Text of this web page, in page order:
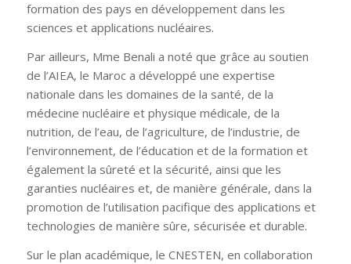
formation des pays en développement dans les
sciences et applications nucléaires.
Par ailleurs, Mme Benali a noté que grâce au soutien
de l’AIEA, le Maroc a développé une expertise
nationale dans les domaines de la santé, de la
médecine nucléaire et physique médicale, de la
nutrition, de l’eau, de l’agriculture, de l’industrie, de
l’environnement, de l’éducation et de la formation et
également la sûreté et la sécurité, ainsi que les
garanties nucléaires et, de manière générale, dans la
promotion de l’utilisation pacifique des applications et
technologies de manière sûre, sécurisée et durable.
Sur le plan académique, le CNESTEN, en collaboration